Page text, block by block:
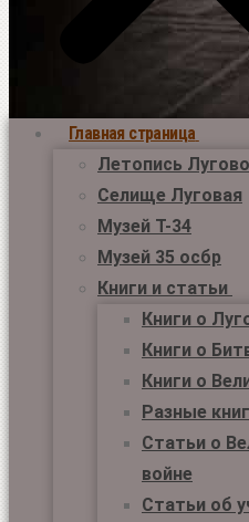
Главная страница
Летопись
Селище Луговая
Музей Т-34
Музей 35 осбр
Книги и статьи
Книги о
Книги о
Книги о
Разные
Статьи о
войне
Статьи об